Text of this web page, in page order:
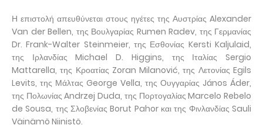
Η επιστολή απευθύνεται στους ηγέτες της Αυστρίας Alexander
Van der Bellen, της Βουλγαρίας Rumen Radev, της Γερμανίας
Dr. Frank-Walter Steinmeier, της Εσθονίας Kersti Kaljulaid,
της Ιρλανδίας Michael D. Higgins, της Ιταλίας Sergio
Mattarella, της Κροατίας Zoran Milanović, της Λετονίας Egils
Levits, της Μάλτας George Vella, της Ουγγαρίας János Áder,
της Πολωνίας Andrzej Duda, της Πορτογαλίας Marcelo Rebelo
de Sousa, της Σλοβενίας Borut Pahor και της Φινλανδίας Sauli
Väinämö Niinistö.